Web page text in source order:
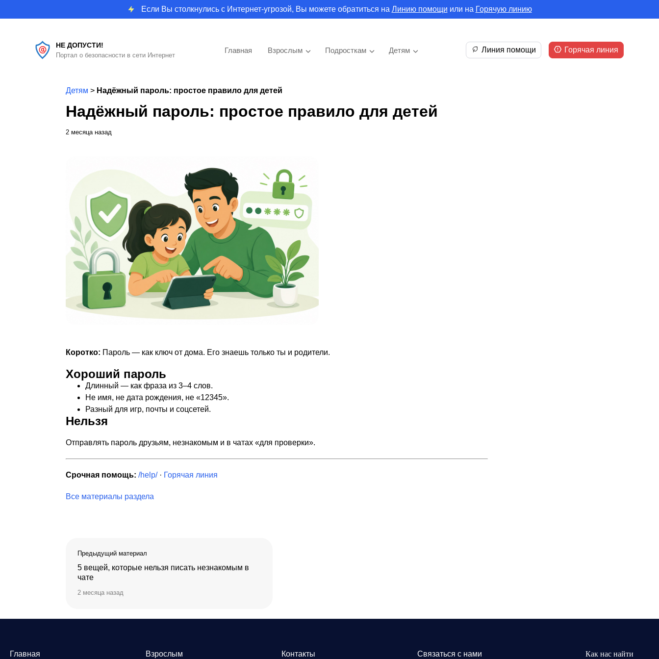
Если Вы столкнулись с Интернет-угрозой, Вы можете обратиться на Линию помощи или на Горячую линию
НЕ ДОПУСТИ!
Портал о безопасности в сети Интернет
Главная Взрослым Подросткам Детям Линия помощи Горячая линия
Детям > Надёжный пароль: простое правило для детей
Надёжный пароль: простое правило для детей
2 месяца назад
Коротко: Пароль — как ключ от дома. Его знаешь только ты и родители.
Хороший пароль
Длинный — как фраза из 3–4 слов.
Не имя, не дата рождения, не «12345».
Разный для игр, почты и соцсетей.
Нельзя
Отправлять пароль друзьям, незнакомым и в чатах «для проверки».
Срочная помощь: /help/· Горячая линия
Все материалы раздела
Предыдущий материал
5 вещей, которые нельзя писать незнакомым в
чате
2 месяца назад
Главная Взрослым Контакты Связаться с нами Как нас найти